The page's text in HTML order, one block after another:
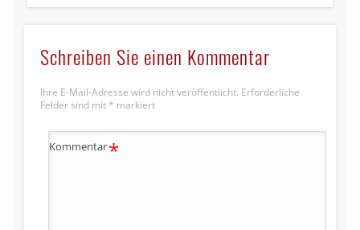
Schreiben Sie einen Kommentar
Ihre E-Mail-Adresse wird nicht veröffentlicht. Erforderliche
Felder sind mit * markiert
Kommentar*